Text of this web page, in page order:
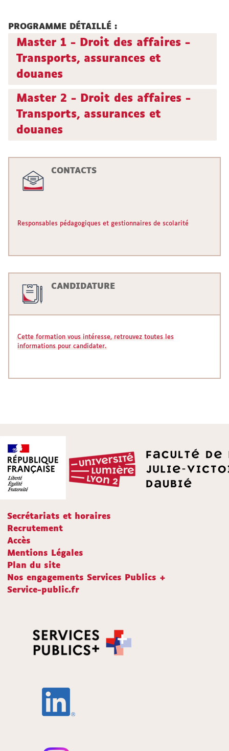
PROGRAMME DÉTAILLÉ :
Master 1 - Droit des affaires -
Transports, assurances et
douanes
Master 2 - Droit des affaires -
Transports, assurances et
douanes
CONTACTS
Responsables pédagogiques et gestionnaires de scolarité
CANDIDATURE
Cette formation vous intéresse, retrouvez toutes les
informations pour candidater.
Secrétariats et horaires
Recrutement
Accès
Mentions Légales
Plan du site
Nos engagements Services Publics +
Service-public.fr